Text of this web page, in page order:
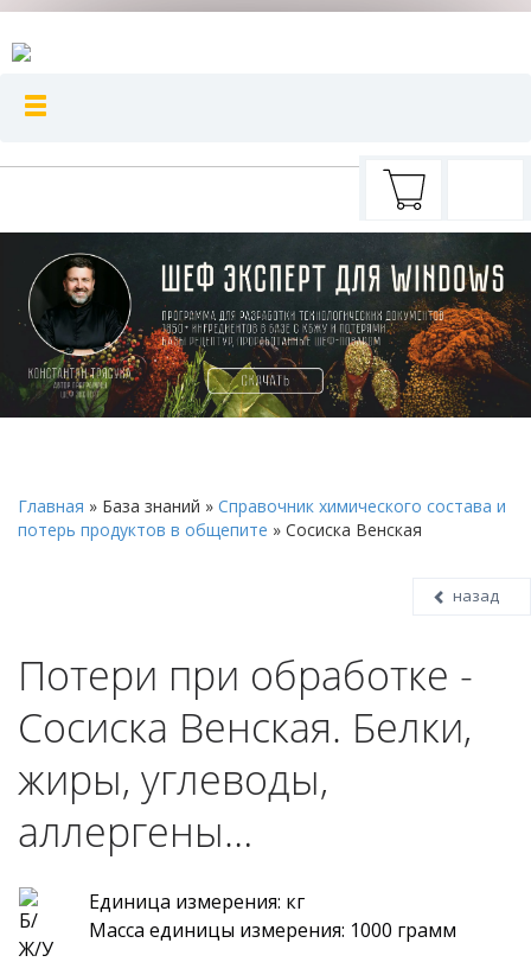
Главная » База знаний » Справочник химического состава и
потерь продуктов в общепите » Сосиска Венская
назад
Потери при обработке -
Сосиска Венская. Белки,
жиры, углеводы,
аллергены…
Единица измерения: кг
Масса единицы измерения: 1000 грамм